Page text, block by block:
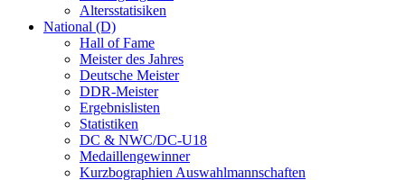
Altersstatisiken
National (D)
Hall of Fame
Meister des Jahres
Deutsche Meister
DDR-Meister
Ergebnislisten
Statistiken
DC & NWC/DC-U18
Medaillengewinner
Kurzbographien Auswahlmannschaften